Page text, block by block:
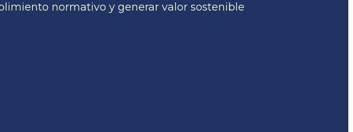
normativo y generar valor sostenible